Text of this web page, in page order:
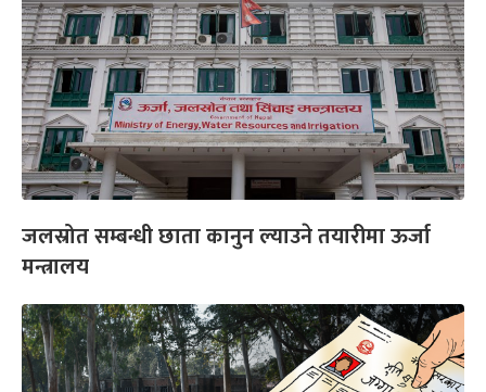
जलस्रोत सम्बन्धी छाता कानुन ल्याउने तयारीमा ऊर्जा
मन्त्रालय